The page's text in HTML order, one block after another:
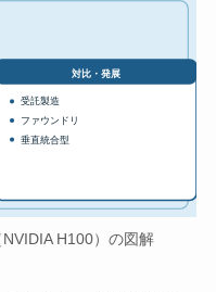
対比・発展
受託製造
ファウンドリ
垂直統合型
H100）の図解